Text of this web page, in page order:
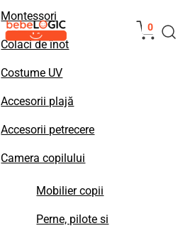
Montessori
Colaci de înot
Costume UV
Accesorii plajă
Accesorii petrecere
Camera copilului
Mobilier copii
Perne, pilote si
0